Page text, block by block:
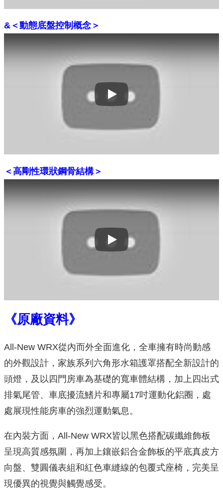
&＜動態底盤控制概念＞
Play
＜高剛性環狀鋼骨結構＞
Play
《原廠資料》
All-New WRX從內而外全面進化，全車擁有時尚動感
的外觀設計，家族系列六角形水箱護罩搭配全新設計的
頭燈，及以四門房車為基礎的寬車體結構，加上四出式
排氣尾管、車底擾流鰭片和專屬17吋運動化鋁圈，處
處展現性能房車的強烈運動氣息。
在內裝方面，All-New WRX皆以黑色搭配碳纖維飾板
呈現高質感氛圍，再加上鑲嵌鋁合金飾板的平底真皮方
向盤、雙圓儀表組和紅色車縫線的包覆式座椅，完美呈
現優異的視覺與觸覺感受。